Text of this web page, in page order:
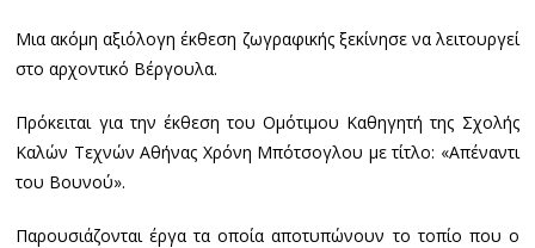
5
2
7
Μια ακόμη αξιόλογη έκθεση ζωγραφικής ξεκίνησε να λειτουργεί
στο αρχοντικό Βέργουλα.
Πρόκειται για την έκθεση του Ομότιμου Καθηγητή της Σχολής
Καλών Τεχνών Αθήνας Χρόνη Μπότσογλου με τίτλο: «Απέναντι
του Βουνού».
Παρουσιάζονται έργα τα οποία αποτυπώνουν το τοπίο που ο